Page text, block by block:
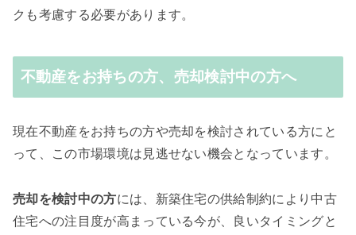
クも考慮する必要があります。
不動産をお持ちの方、売却検討中の方へ
現在不動産をお持ちの方や売却を検討されている方にと
って、この市場環境は見逃せない機会となっています。
売却を検討中の方には、新築住宅の供給制約により中古
住宅への注目度が高まっている今が、良いタイミングと